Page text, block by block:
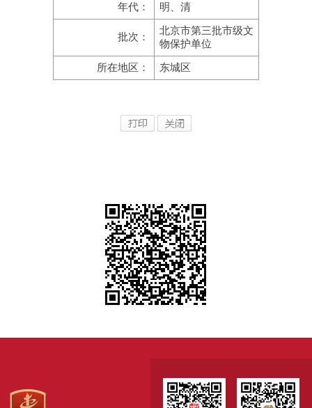
年代： 明、清
批次：
北京市第三批市级文
物保护单位
所在地区： 东城区